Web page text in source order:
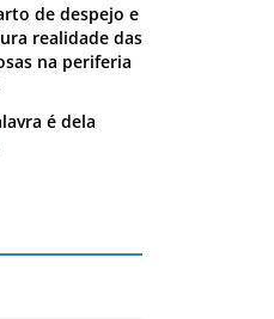
de despejo e
realidade das
na periferia
é dela